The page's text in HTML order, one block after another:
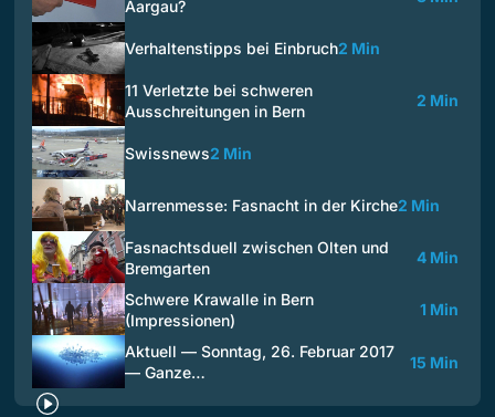
Aargau?
Verhaltenstipps bei Einbruch2 Min
11 Verletzte bei schweren
Ausschreitungen in Bern
2 Min
Swissnews2 Min
Narrenmesse: Fasnacht in der Kirche2 Min
Fasnachtsduell zwischen Olten und
Bremgarten
4 Min
Schwere Krawalle in Bern
(Impressionen)
1 Min
Aktuell — Sonntag, 26. Februar 2017
— Ganze…
15 Min